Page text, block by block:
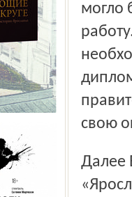
могло
свою
Далее Ботмер, скорей всего со слов Гербера, замечает: